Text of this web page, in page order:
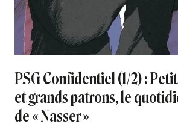
PSG Confidentiel (1/2) :
et grands patrons, le
de « Nasser »